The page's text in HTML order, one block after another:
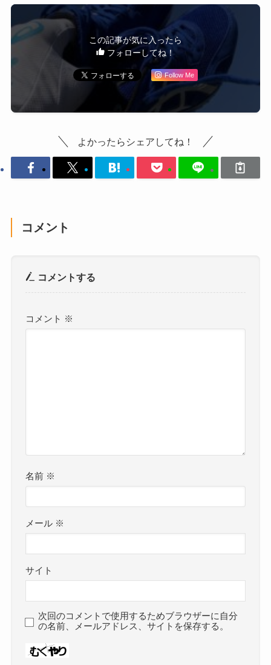
この記事が気に入ったら
フォローしてね！
Follow Me
よかったらシェアしてね！
コメント
コメントする
コメント ※
名前 ※
メール ※
サイト
次回のコメントで使用するためブラウザーに自分
の名前、メールアドレス、サイトを保存する。